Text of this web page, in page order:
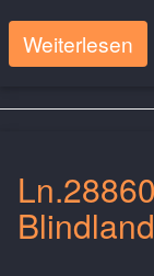
Weiterlesen
Ln.28860